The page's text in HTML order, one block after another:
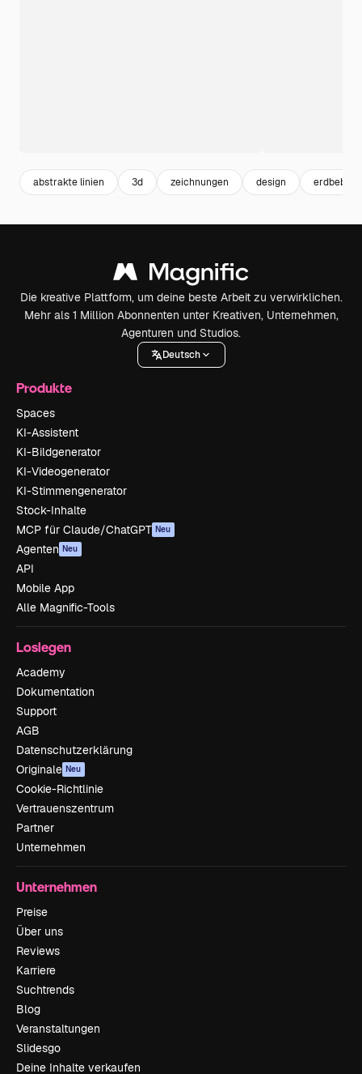
abstrakte linien 3d zeichnungen design erdbeben
Die kreative Plattform, um deine beste Arbeit zu verwirklichen.
Mehr als 1 Million Abonnenten unter Kreativen, Unternehmen,
Agenturen und Studios.
Deutsch
Produkte
Spaces
KI-Assistent
KI-Bildgenerator
KI-Videogenerator
KI-Stimmengenerator
Stock-Inhalte
MCP für Claude/ChatGPT Neu
Agenten Neu
API
Mobile App
Alle Magnific-Tools
Loslegen
Academy
Dokumentation
Support
AGB
Datenschutzerklärung
Originale Neu
Cookie-Richtlinie
Vertrauenszentrum
Partner
Unternehmen
Unternehmen
Preise
Über uns
Reviews
Karriere
Suchtrends
Blog
Veranstaltungen
Slidesgo
Deine Inhalte verkaufen